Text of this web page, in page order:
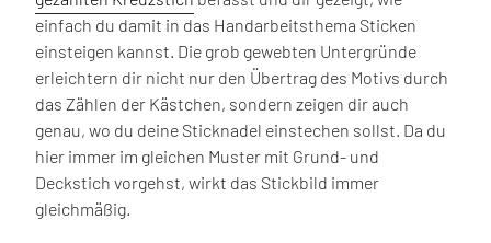
einfach du damit in das Handarbeitsthema Sticken
einsteigen kannst. Die grob gewebten Untergründe
erleichtern dir nicht nur den Übertrag des Motivs durch
das Zählen der Kästchen, sondern zeigen dir auch
genau, wo du deine Sticknadel einstechen sollst. Da du
hier immer im gleichen Muster mit Grund- und
Deckstich vorgehst, wirkt das Stickbild immer
gleichmäßig.